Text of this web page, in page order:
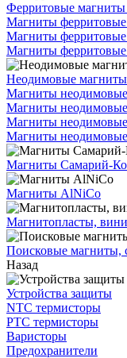
Ферритовые магниты
Магниты
Магниты ферритовые
Магниты
Неодимовые
Магниты
Магниты
Магниты
Магниты
Магниты Самарий-
Магниты AlNiCo
Магнитопласты,
Поисковые магниты,
Назад
Устройства защиты
NTC термисторы
PTC термисторы
Варисторы
Предохранители